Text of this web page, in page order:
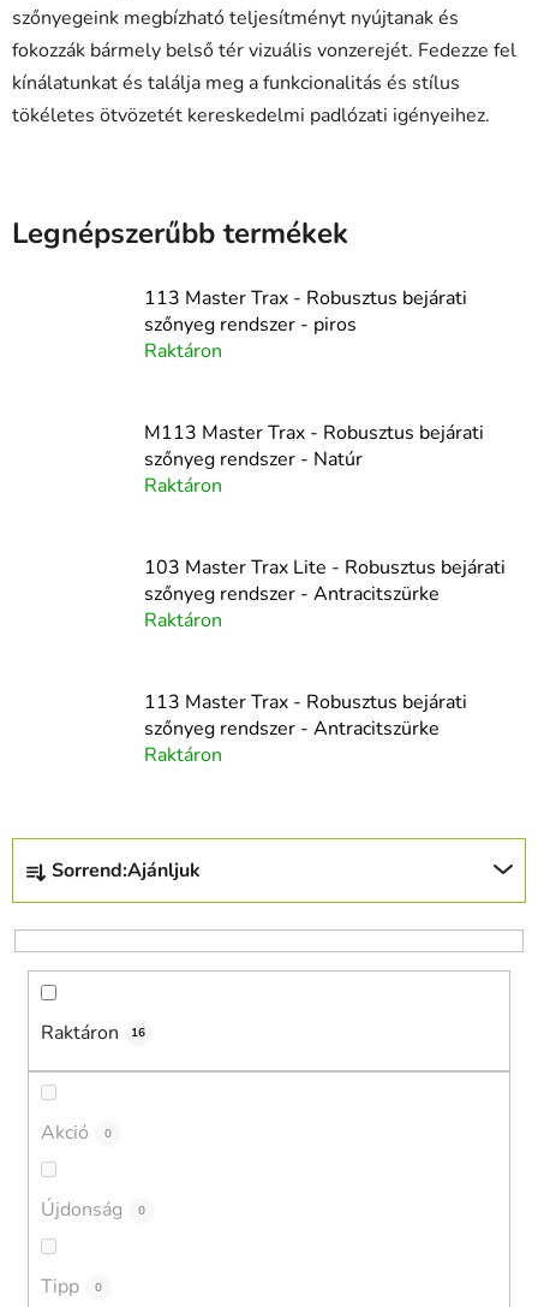
szőnyegeink megbízható teljesítményt nyújtanak és
fokozzák bármely belső tér vizuális vonzerejét. Fedezze fel
kínálatunkat és találja meg a funkcionalitás és stílus
tökéletes ötvözetét kereskedelmi padlózati igényeihez.
Legnépszerűbb termékek
113 Master Trax - Robusztus bejárati
szőnyeg rendszer - piros
Raktáron
M113 Master Trax - Robusztus bejárati
szőnyeg rendszer - Natúr
Raktáron
103 Master Trax Lite - Robusztus bejárati
szőnyeg rendszer - Antracitszürke
Raktáron
113 Master Trax - Robusztus bejárati
szőnyeg rendszer - Antracitszürke
Raktáron
T
r
m
Sorrend:Ajánljuk
Raktáron 16
Akció 0
Újdonság 0
Tipp 0